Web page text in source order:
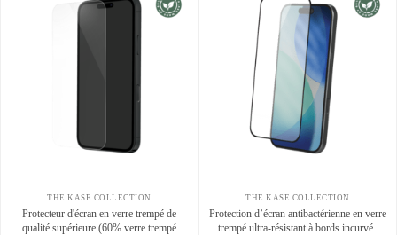
THE KASE COLLECTION
Protecteur d'écran en verre trempé de
qualité supérieure (60% verre trempé
THE KASE COLLECTION
Protection d’écran antibactérienne en verre
trempé ultra-résistant à bords incurvés